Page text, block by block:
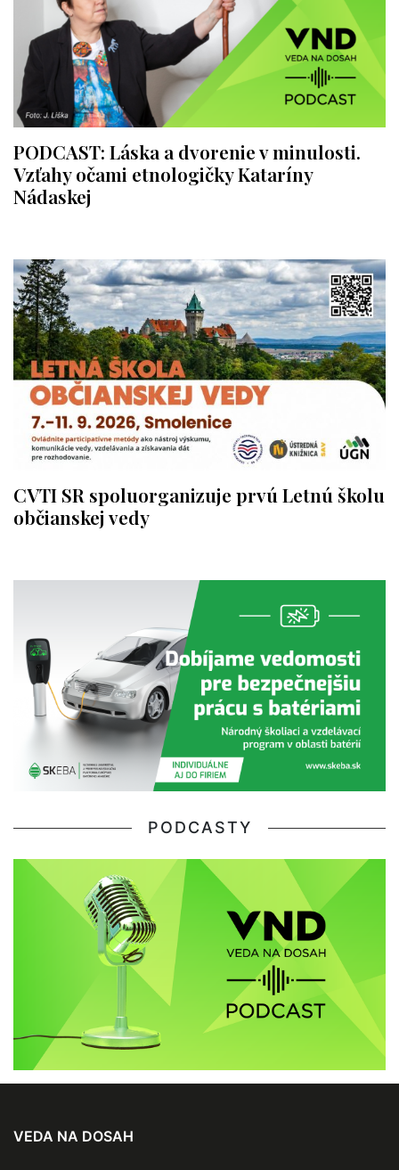
PODCAST: Láska a dvorenie v minulosti.
Vzťahy očami etnologičky Kataríny
Nádaskej
CVTI SR spoluorganizuje prvú Letnú školu
občianskej vedy
PODCASTY
VEDA NA DOSAH